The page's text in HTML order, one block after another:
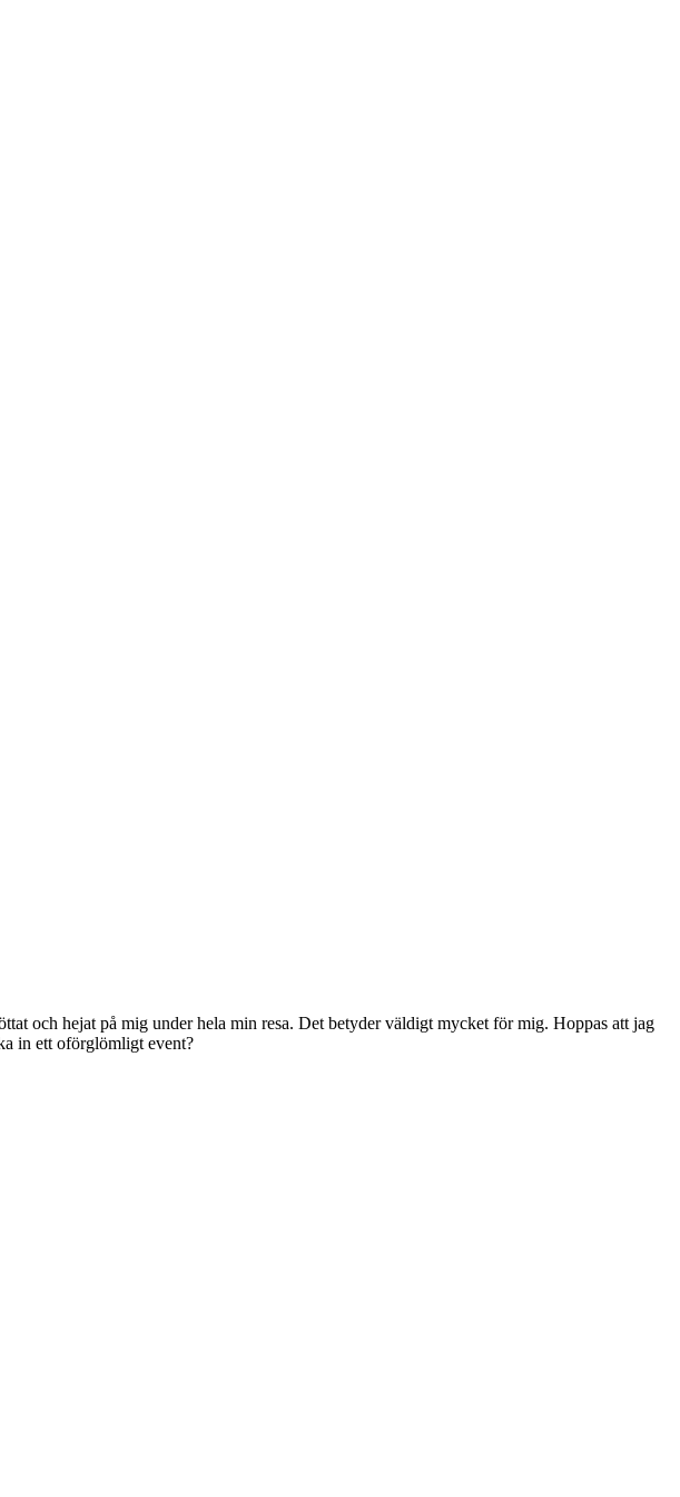
och hejat på mig under hela min resa. Det betyder väldigt mycket för mig. Hoppas att jag
in ett oförglömligt event?